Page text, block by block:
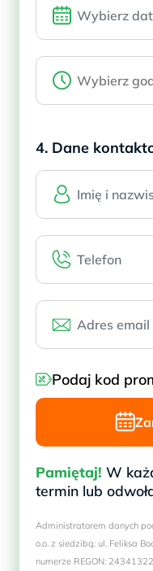
4. Dane
Podaj kod
Pamiętaj! W
termin lub
Administratorem danych
o.o. z siedzibą: ul. Feliksa
numerze REGON: